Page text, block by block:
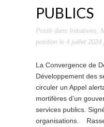
PUBLICS
Posté dans Initiatives,
position le 4 juillet 2024
La Convergence de
Développement des
circuler un Appel
mortifères d’un
services publics.
organisations.